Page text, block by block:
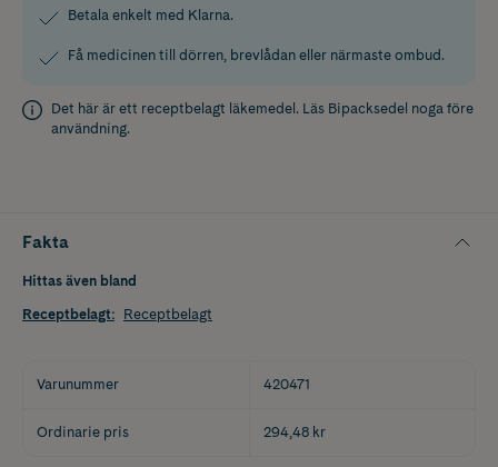
Betala enkelt med Klarna.
Få medicinen till dörren, brevlådan eller närmaste ombud.
Det här är ett receptbelagt läkemedel. Läs Bipacksedel noga före
användning.
Fakta
Hittas även bland
Receptbelagt: Receptbelagt
Varunummer 420471
Ordinarie pris 294,48 kr